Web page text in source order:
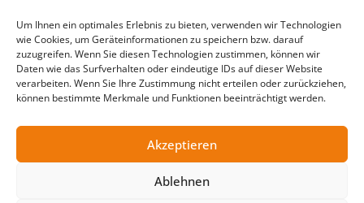
Um Ihnen ein optimales Erlebnis zu bieten, verwenden wir Technologien
wie Cookies, um Geräteinformationen zu speichern bzw. darauf
zuzugreifen. Wenn Sie diesen Technologien zustimmen, können wir
Daten wie das Surfverhalten oder eindeutige IDs auf dieser Website
verarbeiten. Wenn Sie Ihre Zustimmung nicht erteilen oder zurückziehen,
können bestimmte Merkmale und Funktionen beeinträchtigt werden.
Akzeptieren
Ablehnen
Bewerbung St. Gallen
Vakanzmeldung St. Gallen
© 2026 Stellentreff AG